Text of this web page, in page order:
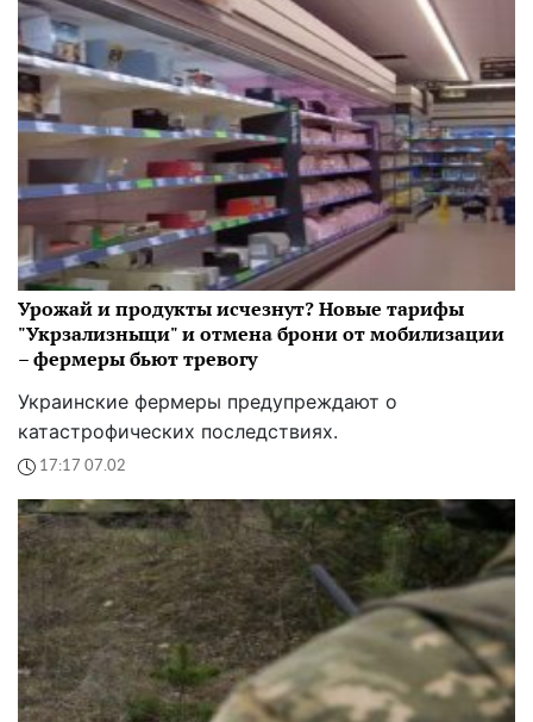
Урожай и продукты исчезнут? Новые тарифы
"Укрзализныци" и отмена брони от мобилизации
– фермеры бьют тревогу
Украинские фермеры предупреждают о
катастрофических последствиях.
17:17 07.02